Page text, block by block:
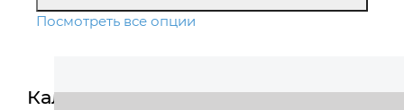
Посмотреть все опции
Калькулятор